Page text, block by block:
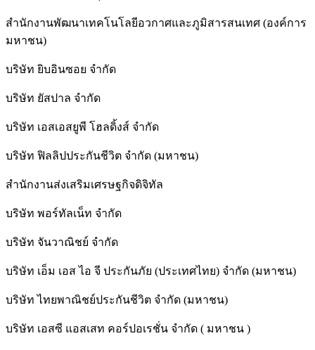
สำนักงานพัฒนาเทคโนโลยีอวกาศและภูมิสารสนเทศ (องค์การ
มหาชน)
บริษัท ยิบอินซอย จำกัด
บริษัท ยัสปาล จำกัด
บริษัท เอสเอสยูพี โฮลดิ้งส์ จำกัด
บริษัท ฟิลลิปประกันชีวิต จำกัด (มหาชน)
สํานักงานส่งเสริมเศรษฐกิจดิจิทัล
บริษัท พอร์ทัลเน็ท จำกัด
บริษัท จันวาณิชย์ จำกัด
บริษัท เอ็ม เอส ไอ จี ประกันภัย (ประเทศไทย) จำกัด (มหาชน)
บริษัท ไทยพาณิชย์ประกันชีวิต จำกัด (มหาชน)
บริษัท เอสซี แอสเสท คอร์ปอเรชั่น จำกัด ( มหาชน )